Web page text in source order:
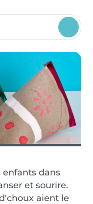
communautaires
enfants dans
et sourire.
aient le